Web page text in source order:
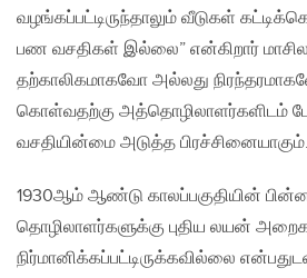
வழங்கப்பட்டிருந்தாலும் வீடுகள்
பண வசதிகள் இல்லை” என்கிறார்
தற்காலிகமாகவோ அல்லது
கொள்வதற்கு அத்தொழிலாளர்களிடம்
வசதியின்மை அடுத்த பிரச்சினையாகும்.
1930ஆம் ஆண்டு காலப்பகுதியின்
தொழிலாளர்களுக்கு புதிய லயன்
நிர்மானிக்கப்பட்டிருக்கவில்லை